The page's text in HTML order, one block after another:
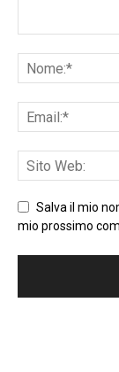
Salva il mio
mio prossimo